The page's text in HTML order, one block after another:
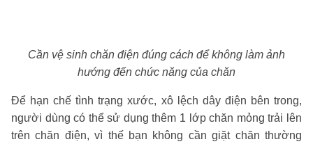
Cần vệ sinh chăn điện đúng cách để không làm ảnh
hướng đến chức năng của chăn
Để hạn chế tình trạng xước, xô lệch dây điện bên trong,
người dùng có thể sử dụng thêm 1 lớp chăn mỏng trải lên
trên chăn điện, vì thế bạn không cần giặt chăn thường